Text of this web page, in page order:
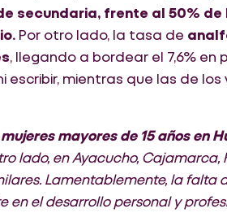
secundaria, frente al 50% de
Por otro lado, la tasa de
, llegando a bordear el 7,6% en
escribir, mientras que las de
mayores de 15 años en
lado, en Ayacucho,
Lamentablemente, la falta
en el desarrollo personal y